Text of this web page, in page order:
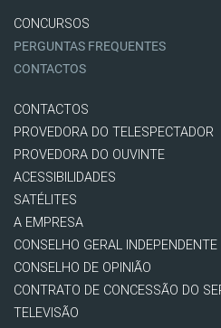
CONCURSOS
PERGUNTAS FREQUENTES
CONTACTOS
CONTACTOS
PROVEDORA DO TELESPECTADOR
PROVEDORA DO OUVINTE
ACESSIBILIDADES
SATÉLITES
A EMPRESA
CONSELHO GERAL INDEPENDENTE
CONSELHO DE OPINIÃO
CONTRATO DE CONCESSÃO DO
TELEVISÃO